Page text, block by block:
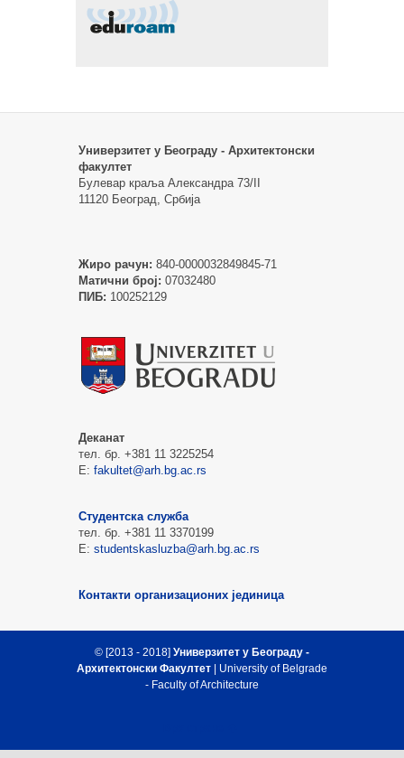
Универзитет у Београду - Архитектонски
факултет
Булевар краља Александра 73/II
11120 Београд, Србија
Жиро рачун: 840-0000032849845-71
Матични број: 07032480
ПИБ: 100252129
Деканат
тел. бр. +381 11 3225254
Е: fakultet@arh.bg.ac.rs
Студентска служба
тел. бр. +381 11 3370199
Е: studentskasluzba@arh.bg.ac.rs
Контакти организационих јединица
© [2013 - 2018] Универзитет у Београду -
Архитектонски Факултет | University of Belgrade
- Faculty of Architecture